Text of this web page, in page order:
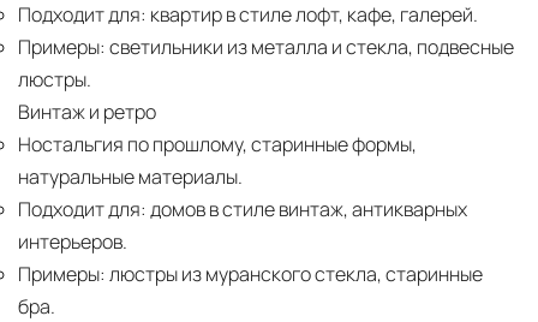
Подходит для: квартир в стиле лофт, кафе, галерей.
Примеры: светильники из металла и стекла, подвесные
люстры.
Винтаж и ретро
Ностальгия по прошлому, старинные формы,
натуральные материалы.
Подходит для: домов в стиле винтаж, антикварных
интерьеров.
Примеры: люстры из муранского стекла, старинные
бра.